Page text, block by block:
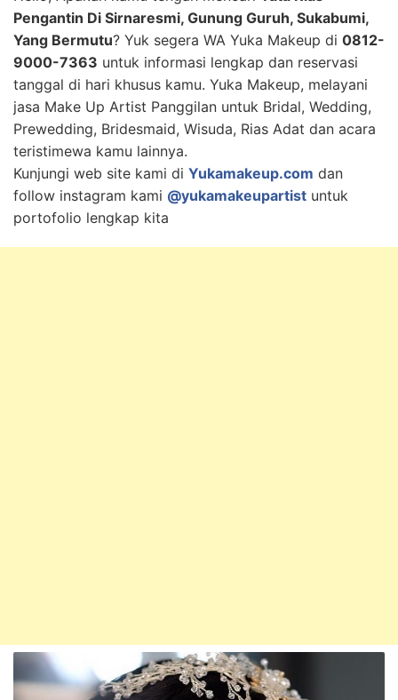
Pengantin Di Sirnaresmi, Gunung Guruh, Sukabumi,
Yang Bermutu? Yuk segera WA Yuka Makeup di 0812-
9000-7363 untuk informasi lengkap dan reservasi
tanggal di hari khusus kamu. Yuka Makeup, melayani
jasa Make Up Artist Panggilan untuk Bridal, Wedding,
Prewedding, Bridesmaid, Wisuda, Rias Adat dan acara
teristimewa kamu lainnya.
Kunjungi web site kami di Yukamakeup.com dan
follow instagram kami @yukamakeupartist untuk
portofolio lengkap kita